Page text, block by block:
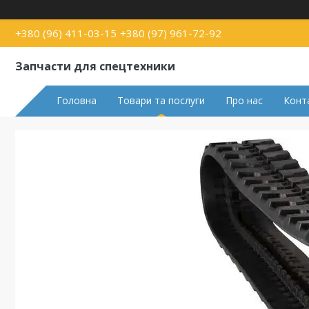
+380 (96) 411-03-15 +380 (97) 961-72-92
Запчасти для спецтехники
Головна Товари та послуги Про нас